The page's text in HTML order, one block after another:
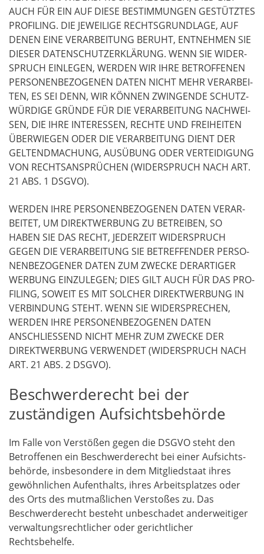
AUCH FÜR EIN AUF DIE­SE BESTIM­MUN­GEN GESTÜTZ­TES
PRO­FIL­ING. DIE JEWEI­LI­GE RECHTS­GRUND­LA­GE, AUF
DENEN EINE VER­AR­BEI­TUNG BERUHT, ENT­NEH­MEN SIE
DIE­SER DATEN­SCHUTZ­ER­KLÄ­RUNG. WENN SIE WIDER­
SPRUCH EIN­LE­GEN, WER­DEN WIR IHRE BETROF­FE­NEN
PER­SO­NEN­BE­ZO­GE­NEN DATEN NICHT MEHR VER­AR­BEI­
TEN, ES SEI DENN, WIR KÖN­NEN ZWIN­GEN­DE SCHUTZ­
WÜR­DI­GE GRÜN­DE FÜR DIE VER­AR­BEI­TUNG NACH­WEI­
SEN, DIE IHRE INTER­ES­SEN, RECH­TE UND FREI­HEI­TEN
ÜBER­WIE­GEN ODER DIE VER­AR­BEI­TUNG DIENT DER
GEL­TEND­MA­CHUNG, AUS­ÜBUNG ODER VER­TEI­DI­GUNG
VON RECHTS­AN­SPRÜ­CHEN (WIDER­SPRUCH NACH ART.
21 ABS. 1 DSGVO).
WER­DEN IHRE PER­SO­NEN­BE­ZO­GE­NEN DATEN VER­AR­
BEI­TET, UM DIREKT­WER­BUNG ZU BETREI­BEN, SO
HABEN SIE DAS RECHT, JEDER­ZEIT WIDER­SPRUCH
GEGEN DIE VER­AR­BEI­TUNG SIE BETREF­FEN­DER PER­SO­
NEN­BE­ZO­GE­NER DATEN ZUM ZWE­CKE DER­AR­TI­GER
WER­BUNG EIN­ZU­LE­GEN; DIES GILT AUCH FÜR DAS PRO­
FIL­ING, SOWEIT ES MIT SOL­CHER DIREKT­WER­BUNG IN
VER­BIN­DUNG STEHT. WENN SIE WIDER­SPRE­CHEN,
WER­DEN IHRE PER­SO­NEN­BE­ZO­GE­NEN DATEN
ANSCHLIES­SEND NICHT MEHR ZUM ZWE­CKE DER
DIREKT­WER­BUNG VER­WEN­DET (WIDER­SPRUCH NACH
ART. 21 ABS. 2 DSGVO).
Beschwerderecht bei der
zuständigen Aufsichtsbehörde
Im Fal­le von Ver­stö­ßen gegen die DSGVO steht den
Betrof­fe­nen ein Beschwer­de­recht bei einer Auf­sichts­
be­hör­de, ins­be­son­de­re in dem Mit­glied­staat ihres
gewöhn­li­chen Auf­ent­halts, ihres Arbeits­plat­zes oder
des Orts des mut­maß­li­chen Ver­sto­ßes zu. Das
Beschwer­de­recht besteht unbe­scha­det ander­wei­ti­ger
ver­wal­tungs­recht­li­cher oder gericht­li­cher
Rechtsbehelfe.